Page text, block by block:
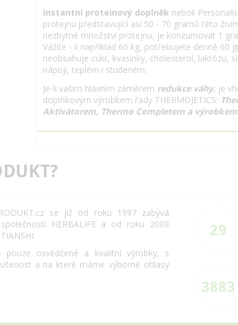
Instantní proteinový doplněk neboli
protejnu představující asi 50 - 70 gramů této
nezbytné množství protejnu, je konzumovat 1
Vážite - li například 60 kg, potřebujete denně 60
neobsahuje cukr, kvasinky, cholesterol, laktózu,
nápoji, teplém i studeném.
Je-li vašim hlavním záměrem redukce váhy, je
doplňkovým výrobkem řady THERMOJETICS:
Aktivátorem, Thermo Completem a výrobkem
se již od roku 1997 zabývá
HERBALIFE a od roku 2009
pouze osvědčené a kvalitní výrobky, s
a na které máme výborné ohlasy
29
3883